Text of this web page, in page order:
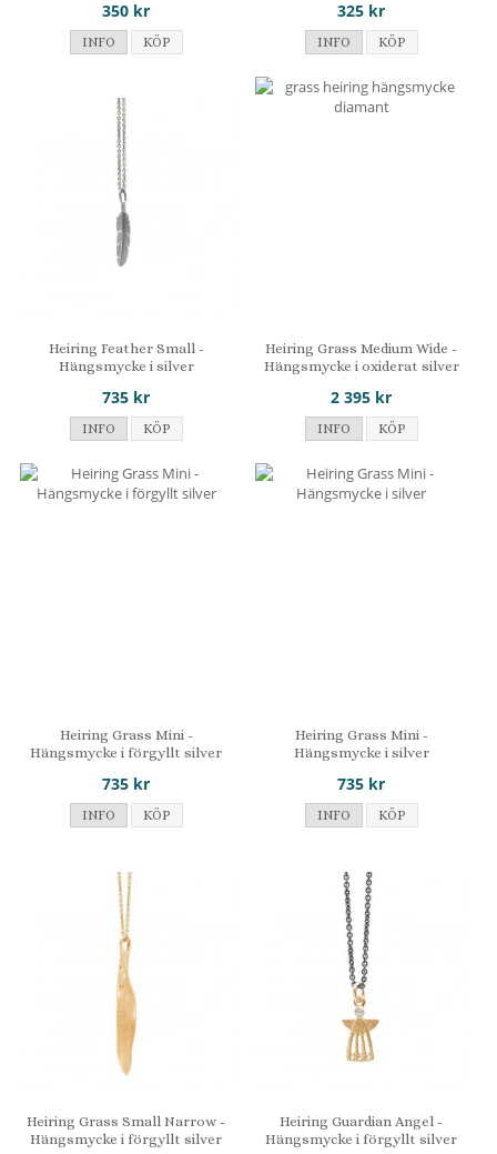
350 kr
INFO KÖP
325 kr
INFO KÖP
Heiring Feather Small -
Hängsmycke i silver
735 kr
INFO KÖP
Heiring Grass Medium Wide -
Hängsmycke i oxiderat silver
med diamant
2 395 kr
INFO KÖP
Heiring Grass Mini -
Hängsmycke i förgyllt silver
735 kr
INFO KÖP
Heiring Grass Mini -
Hängsmycke i silver
735 kr
INFO KÖP
Heiring Grass Small Narrow -
Hängsmycke i förgyllt silver
Heiring Guardian Angel -
Hängsmycke i förgyllt silver